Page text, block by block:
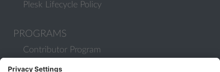
Plesk Lifecycle Policy
PROGRAMS
Contributor Program
Partner Program